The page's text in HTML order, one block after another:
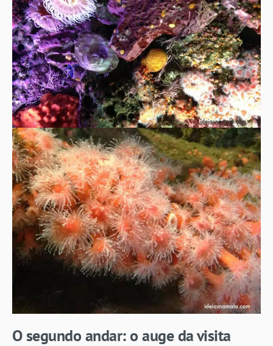
O segundo andar: o auge da visita